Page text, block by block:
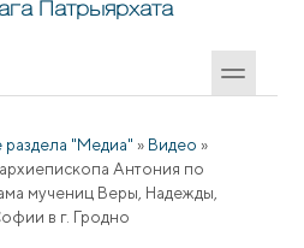
Патрыярхата
"Медиа" » Видео »
Антония по
мучениц Веры, Надежды,
в г. Гродно